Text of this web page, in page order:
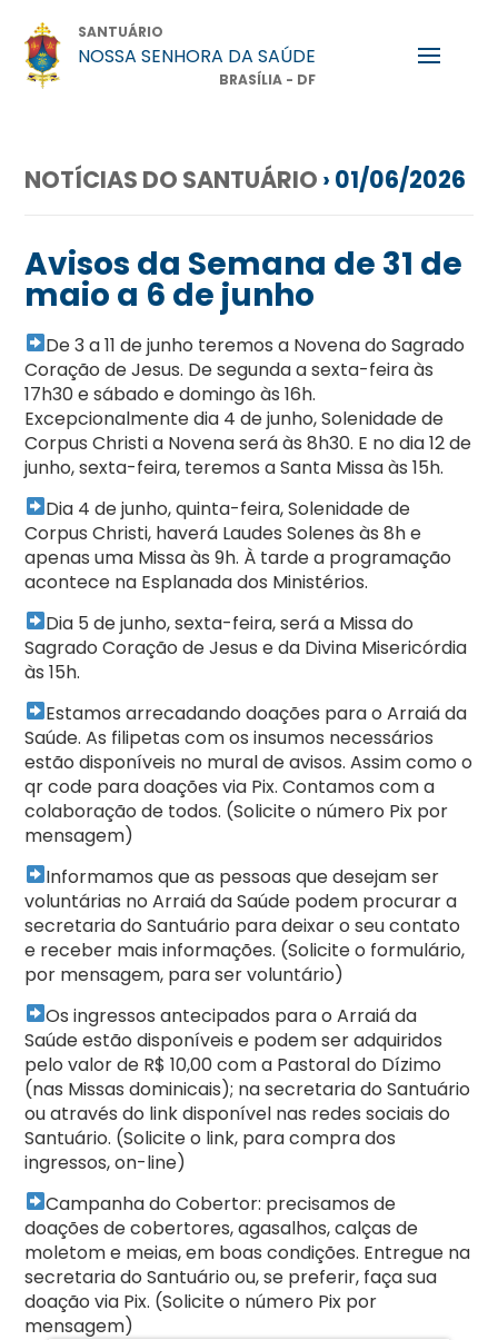
SANTUÁRIO
NOSSA SENHORA DA SAÚDE
BRASÍLIA - DF
NOTÍCIAS DO SANTUÁRIO › 01/06/2026
Avisos da Semana de 31 de
maio a 6 de junho
De 3 a 11 de junho teremos a Novena do Sagrado
Coração de Jesus. De segunda a sexta-feira às
17h30 e sábado e domingo às 16h.
Excepcionalmente dia 4 de junho, Solenidade de
Corpus Christi a Novena será às 8h30. E no dia 12 de
junho, sexta-feira, teremos a Santa Missa às 15h.
Dia 4 de junho, quinta-feira, Solenidade de
Corpus Christi, haverá Laudes Solenes às 8h e
apenas uma Missa às 9h. À tarde a programação
acontece na Esplanada dos Ministérios.
Dia 5 de junho, sexta-feira, será a Missa do
Sagrado Coração de Jesus e da Divina Misericórdia
às 15h.
Estamos arrecadando doações para o Arraiá da
Saúde. As filipetas com os insumos necessários
estão disponíveis no mural de avisos. Assim como o
qr code para doações via Pix. Contamos com a
colaboração de todos. (Solicite o número Pix por
mensagem)
Informamos que as pessoas que desejam ser
voluntárias no Arraiá da Saúde podem procurar a
secretaria do Santuário para deixar o seu contato
e receber mais informações. (Solicite o formulário,
por mensagem, para ser voluntário)
Os ingressos antecipados para o Arraiá da
Saúde estão disponíveis e podem ser adquiridos
pelo valor de R$ 10,00 com a Pastoral do Dízimo
(nas Missas dominicais); na secretaria do Santuário
ou através do link disponível nas redes sociais do
Santuário. (Solicite o link, para compra dos
ingressos, on-line)
Campanha do Cobertor: precisamos de
doações de cobertores, agasalhos, calças de
moletom e meias, em boas condições. Entregue na
secretaria do Santuário ou, se preferir, faça sua
doação via Pix. (Solicite o número Pix por
mensagem)